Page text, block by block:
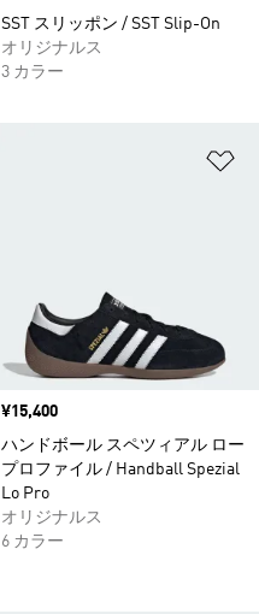
SST スリッポン / SST Slip-On
オリジナルス
3 カラー
価格
¥15,400
ハンドボール スペツィアル ロー
プロファイル / Handball Spezial
Lo Pro
オリジナルス
6 カラー